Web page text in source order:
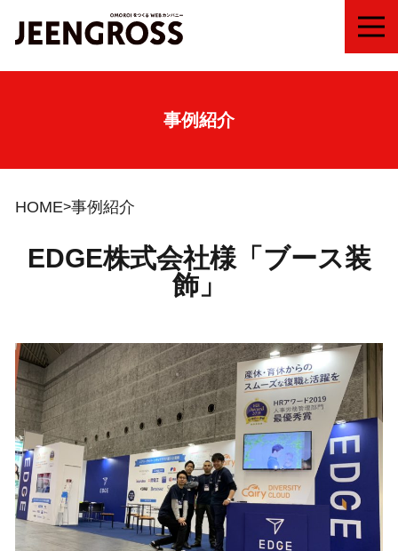
事例紹介
HOME 事例紹介
EDGE株式会社様「ブース装
飾」